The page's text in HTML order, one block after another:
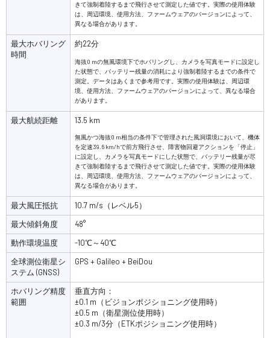
きて強制着陸するまで飛行させて測定した値です。実際の使用体験
は、周辺環境、使用方法、ファームウェアのバージョンによって、
異なる場合があります。
最大ホバリング
時間
約22分
海抜0 mの無風環境下でホバリングし、カメラを写真モードに設定し
た状態で、バッテリー残量の消耗により強制着陸するまでの条件で
測定。データはあくまで参考用です。実際の使用体験は、周辺環
境、使用方法、ファームウェアのバージョンによって、異なる場合
があります。
最大航続距離 13.5 km
無風かつ海抜0 m相当の条件下で管理された風洞環境において、機体
を定速39.6 km/hで前方飛行させ、障害物回避アクションを「停止」
に設定し、カメラを写真モードにした状態で、バッテリー残量が尽
きて強制着陸するまで飛行させて測定した値です。実際の使用体験
は、周辺環境、使用方法、ファームウェアのバージョンによって、
異なる場合があります。
最大風圧抵抗
10.7 m/s（レベル5）
最大傾斜角度
48°
動作環境温度
-10℃～40℃
全球測位衛星シ
ステム (GNSS)
GPS + Galileo + BeiDou
ホバリング精度
範囲
垂直方向：
±0.1 m（ビジョンポジショニング使用時）
±0.5 m（衛星測位使用時）
±0.3 m/3分（ETKポジショニング使用時）